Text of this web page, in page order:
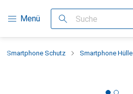
Navigation nach Kategorien
Menü Suche
Smartphone Schutz Smartphone Hülle